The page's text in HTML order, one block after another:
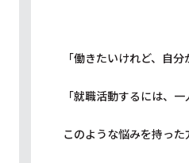
「働きたいけれど、自
「就職活動するには、一
このような悩みを持った